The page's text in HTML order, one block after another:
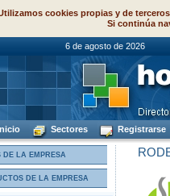
cookies propias y de
Si continúa
6 de agosto
Sectores Registrarse
DE LA EMPRESA
DE LA EMPRESA